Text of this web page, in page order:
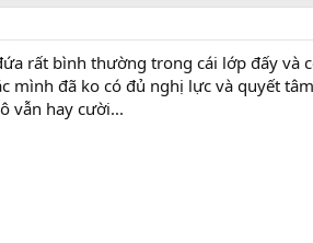
rất bình thường trong cái lớp đấy và
mình đã ko có đủ nghị lực và quyết
vẫn hay cười...